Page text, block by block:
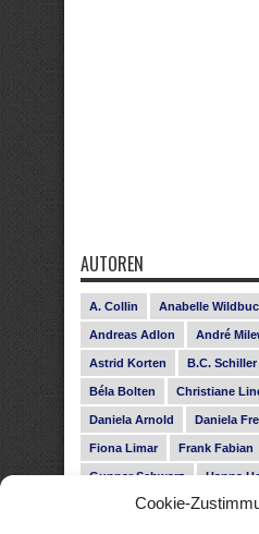
Cookie-
AUTOREN
A. Collin Anabelle
Andreas Adlon André
Astrid Korten B.C. Schiller
Béla Bolten Christiane
Daniela Arnold Daniela
Fiona Limar Frank Fabian
Gunnar Schwarz Hanna
Heike Fröhling Ina Glahe